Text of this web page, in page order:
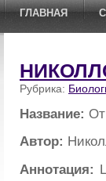
ГЛАВНАЯ
Рубрика:
Название: От
Автор:
Аннотация: